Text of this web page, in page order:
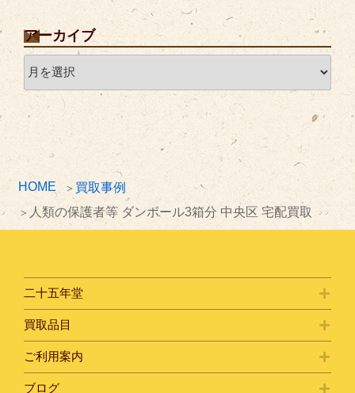
HOME
買取事例
人類の保護者等 ダンボール3箱分 中央区 宅配買取
アーカイブ
ー
イ
二十五年堂
買取品目
ご利用案内
ブログ